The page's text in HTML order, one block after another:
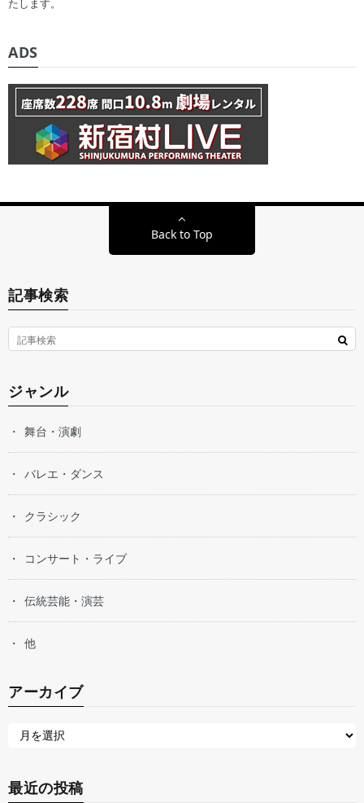
たします。
ADS
Back to Top
記事検索
ジャンル
舞台・演劇
バレエ・ダンス
クラシック
コンサート・ライブ
伝統芸能・演芸
他
アーカイブ
最近の投稿